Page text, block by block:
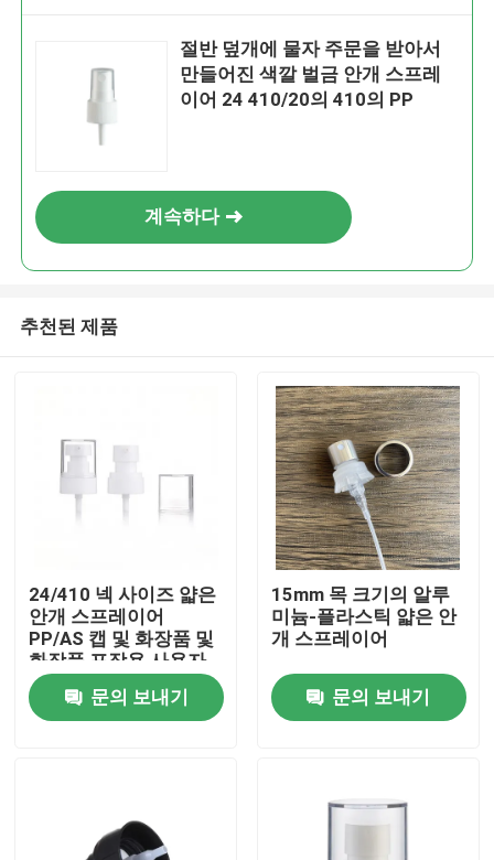
절반 덮개에 물자 주문을 받아서
만들어진 색깔 벌금 안개 스프레
이어 24 410/20의 410의 PP
계속하다
추천된 제품
24/410 넥 사이즈 얇은
안개 스프레이어
PP/AS 캡 및 화장품 및
화장품 포장용 사용자
지정 색상
문의 보내기
15mm 목 크기의 알루
미늄-플라스틱 얇은 안
개 스프레이어
문의 보내기